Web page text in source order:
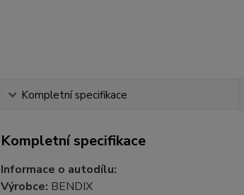
Kompletní specifikace
Kompletní specifikace
Informace o autodílu:
Výrobce: BENDIX